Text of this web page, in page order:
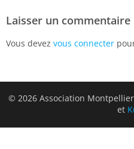
Laisser un commentaire
Vous devez vous connecter
© 2026 Association
et